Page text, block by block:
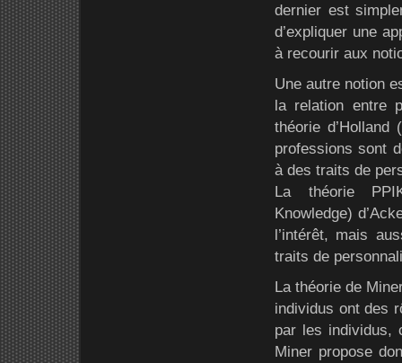
dernier est
d’expliquer une
à recourir aux
Une autre notion
la relation entre
théorie
professions sont
à des traits de
La théorie
Knowledge)
l’intérêt, mais
traits de
La théorie de
individus ont des
par les individus,
Miner propose